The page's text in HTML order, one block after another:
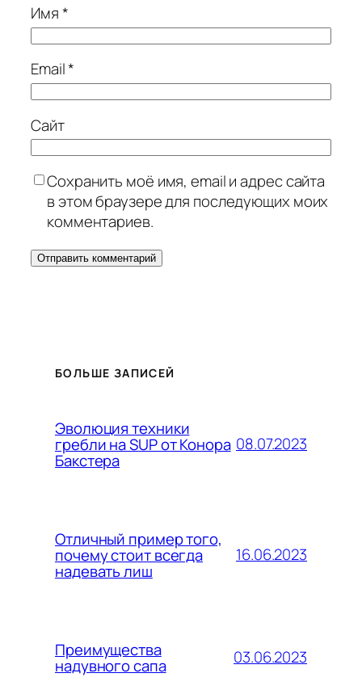
Имя*
Email*
Сайт
Сохранить моё имя, email и адрес сайта
в этом браузере для последующих моих
комментариев.
БОЛЬШЕ ЗАПИСЕЙ
Эволюция техники
гребли на SUP от Конора
Бакстера
08.07.2023
Отличный пример того,
почему стоит всегда
надевать лиш
16.06.2023
Преимущества
надувного сапа 03.06.2023